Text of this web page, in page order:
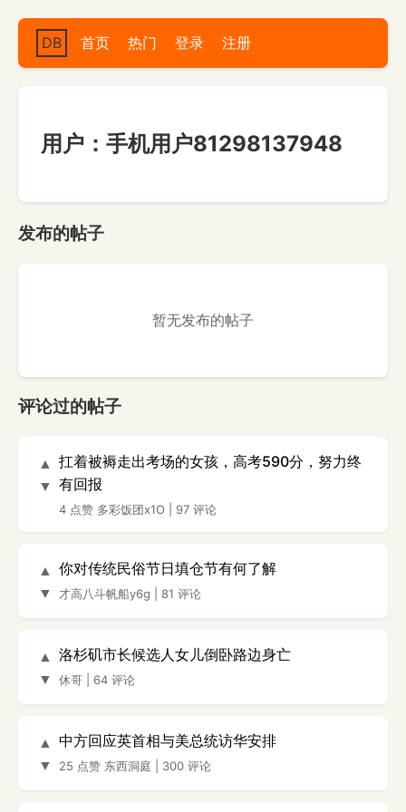
DB 首页 热门 登录 注册
用户：手机用户81298137948
发布的帖子
暂无发布的帖子
评论过的帖子
▲
▼
扛着被褥走出考场的女孩，高考590分，努力终
有回报
4 点赞 多彩饭团x1O 97 评论
▲
▼
你对传统民俗节日填仓节有何了解
才高八斗帆船y6g 81 评论
▲
▼
洛杉矶市长候选人女儿倒卧路边身亡
休哥 64 评论
▲
▼
中方回应英首相与美总统访华安排
25 点赞 东西洞庭 300 评论